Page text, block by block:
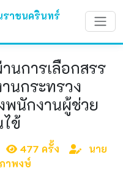
ราชนครินทร์
นการเลือกสรร
นกระทรวง
พนักงานผู้ช่วย
ข้
477 ครั้ง
นาย
าพงษ์